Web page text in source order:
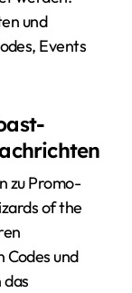
und
Events
zu Promo-
of the
und